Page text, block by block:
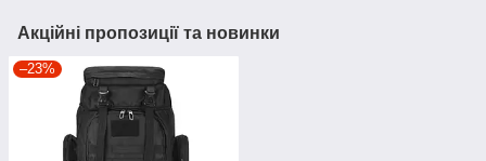
Акційні пропозиції та новинки
–23%